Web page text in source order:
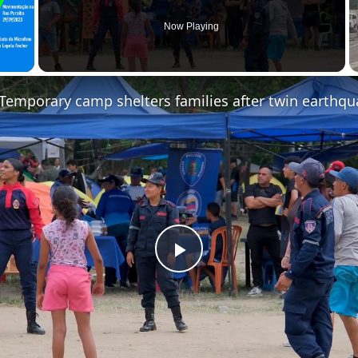
Now Playing
Play Video